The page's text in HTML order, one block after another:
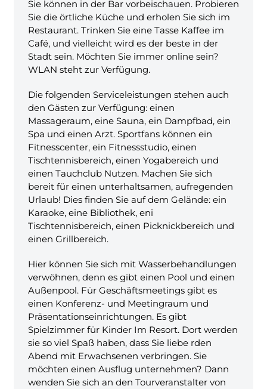
Sie können in der Bar vorbeischauen. Probieren
Sie die örtliche Küche und erholen Sie sich im
Restaurant. Trinken Sie eine Tasse Kaffee im
Café, und vielleicht wird es der beste in der
Stadt sein. Möchten Sie immer online sein?
WLAN steht zur Verfügung.
Die folgenden Serviceleistungen stehen auch
den Gästen zur Verfügung: einen
Massageraum, eine Sauna, ein Dampfbad, ein
Spa und einen Arzt. Sportfans können ein
Fitnesscenter, ein Fitnessstudio, einen
Tischtennisbereich, einen Yogabereich und
einen Tauchclub Nutzen. Machen Sie sich
bereit für einen unterhaltsamen, aufregenden
Urlaub! Dies finden Sie auf dem Gelände: ein
Karaoke, eine Bibliothek, eni
Tischtennisbereich, einen Picknickbereich und
einen Grillbereich.
Hier können Sie sich mit Wasserbehandlungen
verwöhnen, denn es gibt einen Pool und einen
Außenpool. Für Geschäftsmeetings gibt es
einen Konferenz- und Meetingraum und
Präsentationseinrichtungen. Es gibt
Spielzimmer für Kinder Im Resort. Dort werden
sie so viel Spaß haben, dass Sie liebe rden
Abend mit Erwachsenen verbringen. Sie
möchten einen Ausflug unternehmen? Dann
wenden Sie sich an den Tourveranstalter von